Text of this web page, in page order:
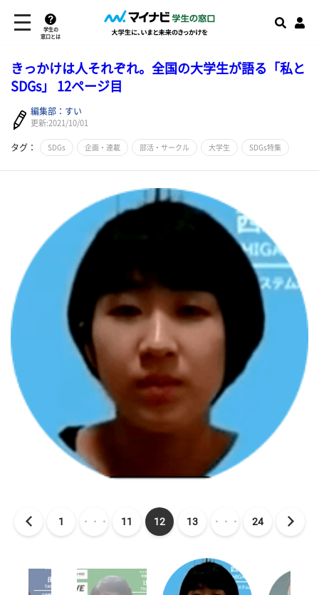
学生の
窓口とは
きっかけは人それぞれ。全国の大学生が語る「私と
SDGs」 12ページ目
編集部：すい
更新:2021/10/01
タグ： SDGs 企画・連載 部活・サークル 大学生 SDGs特集
1 ・・・ 11 12 13 ・・・ 24